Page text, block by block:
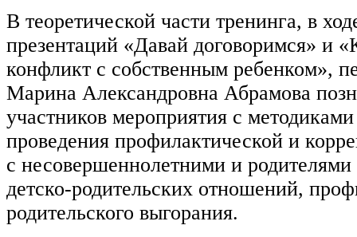
В теоретической части тренинга, в
презентаций «Давай договоримся» и
конфликт с собственным ребенком»,
Марина Александровна Абрамова
участников мероприятия с
проведения профилактической и
с несовершеннолетними и
детско-родительских отношений,
родительского выгорания.